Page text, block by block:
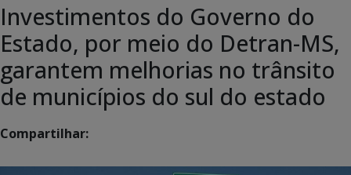
Investimentos do Governo do
Estado, por meio do Detran-MS,
garantem melhorias no trânsito
de municípios do sul do estado
Compartilhar: